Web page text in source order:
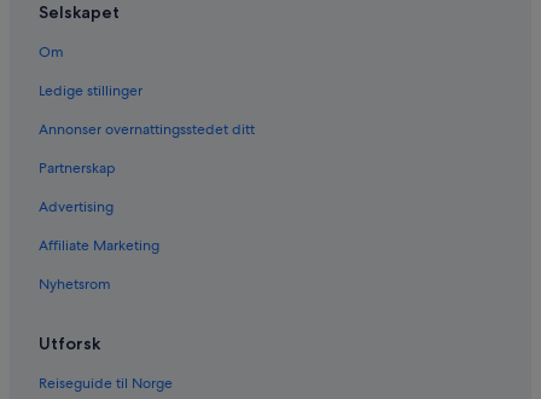
Selskapet
Om
Ledige stillinger
Annonser overnattingsstedet ditt
Partnerskap
Advertising
Affiliate Marketing
Nyhetsrom
Utforsk
Reiseguide til Norge